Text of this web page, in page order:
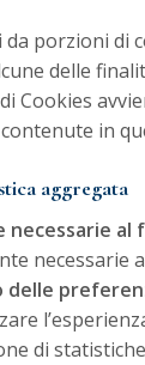
porzioni di
delle
Cookies
in
aggregata
al
necessarie
di